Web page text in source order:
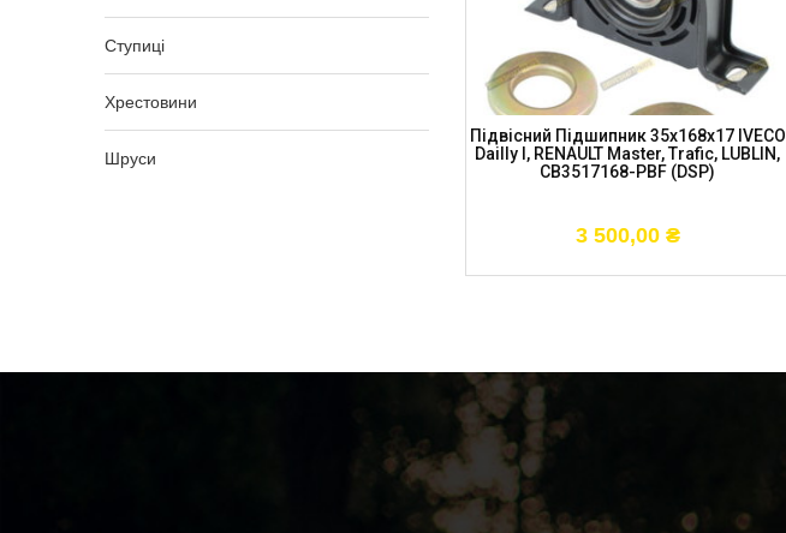
Ступиці
Хрестовини
Шруси
Підвісний Підшипник 30x75x20 VW VW
Touareg, PORSCHE Cayenne, CB302075
Підвісний Підшипник 35x168x17 IVECO
Dailly I, RENAULT Master, Trafic, LUBLIN,
CB3517168-PBF (DSP)
3 500,00 ₴